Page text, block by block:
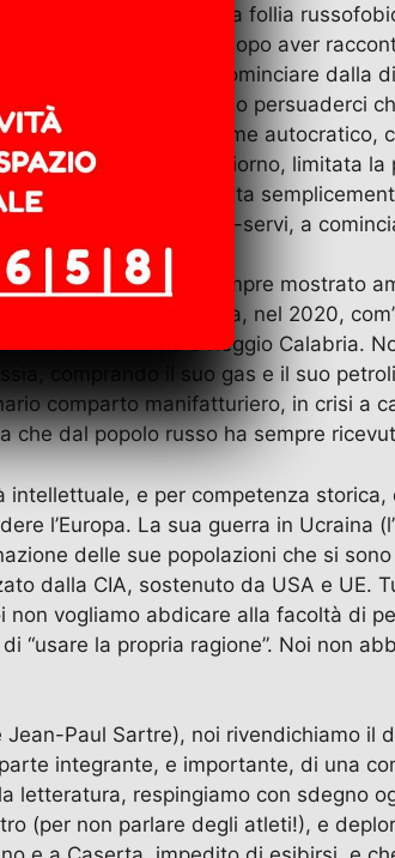
uniti nel respingere la follia
irresponsabili, i quali, dopo aver
dell’Ucraina, a cominciare dalla
vogliono persuaderci
la Russia è un regime autocratico,
venga, giorno dopo giorno, limitata
Russia, presentata
dei quali siamo alleati-servi, a
alla quale, anzi, ha sempre mostrato
fase della pandemia, nel 2020,
di Messina e Reggio Calabria.
comprando il suo gas e il suo
comparto manifatturiero, in crisi a
che dal popolo russo ha sempre
e per competenza storica,
l’Europa. La sua guerra in Ucraina
delle sue popolazioni che si
dalla CIA, sostenuto da USA e UE.
vogliamo abdicare alla facoltà di
“usare la propria ragione”. Noi non
Jean-Paul Sartre), noi rivendichiamo il
integrante, e importante, di una
letteratura, respingiamo con sdegno
(per non parlare degli atleti!), e